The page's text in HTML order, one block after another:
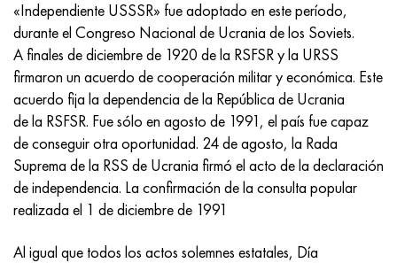
«Independiente USSSR» fue adoptado en este período,
durante el Congreso Nacional de Ucrania de los Soviets.
A finales de diciembre de 1920 de la RSFSR y la URSS
firmaron un acuerdo de cooperación militar y económica. Este
acuerdo fija la dependencia de la República de Ucrania
de la RSFSR. Fue sólo en agosto de 1991, el país fue capaz
de conseguir otra oportunidad. 24 de agosto, la Rada
Suprema de la RSS de Ucrania firmó el acto de la declaración
de independencia. La confirmación de la consulta popular
realizada el 1 de diciembre de 1991
Al igual que todos los actos solemnes estatales, Día
Incotherm
incotest
Jette M152
Cobalto 6B
maraging 250
47ND
47НХР
49KF
49K2F, 49K2FA-VI
Aleación 50N
HN62VMYUT
HN62MVKYU
HN63MB
XN65VM
KhN65VMTYu
VT-35
PT-1M
PT-3V
PT-7M
2B
1.4466 - AISI 310MoLn
Aleación Al6xn
15-7Ph® - 1.4532
PH 13-8 meses - 1.4534
1.4542 - 17-4Ph®
10X17H13M3T
10X18N18Yu4D
11X11N2V2MF
12Х18Н9Т
13X11N2V2MF
2,0872, CuNi10Fe1Mn, Cw352h
Bronce aluminio silicio
CW301G, C64200
bronce de silicio
C65500, CuAl11Fe3
latón rojo
C84400, CuSn2ZnPb
C83600, CuSn5ZnPb
45G2, 45g2, AISI 1144
Aleación de acero estructural
10g2, 10g2, AISI 1513
12X2H4A, 15NiCr13, 1.5752
AC14, 11SMnPb30
Р6М5, 1.3343, hs6-5-2, sw7m
Р6М5К5, 1.3243, hs6-5-2-5
R6M5F3, 1.3344, hs6-5-3
9М4К8,1.3207
R12F3, 1.3318, sw12